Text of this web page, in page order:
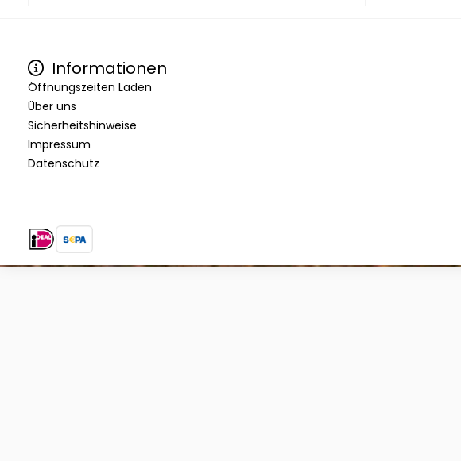
Informationen
Öffnungszeiten Laden
Über uns
Sicherheitshinweise
Impressum
Datenschutz